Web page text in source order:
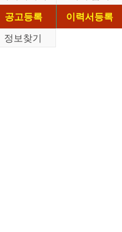
공고등록
이력서등록
정보찾기